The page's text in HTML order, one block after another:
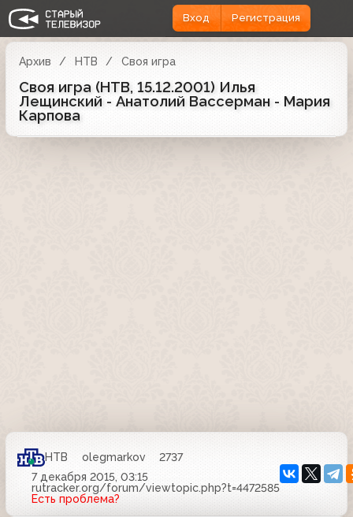
Вход Регистрация
Архив НТВ Своя игра
Своя игра (НТВ, 15.12.2001) Илья
Лещинский - Анатолий Вассерман - Мария
Карпова
НТВ olegmarkov
2737
7 декабря 2015, 03:15
rutracker.org/forum/viewtopic.php?t=4472585
Есть проблема?